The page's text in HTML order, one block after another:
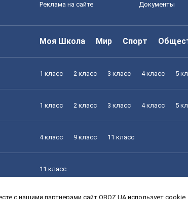
Реклама на сайте Документы
Моя Школа Мир Спорт
1 класс 2 класс 3 класс 4 класс 5
1 класс 2 класс 3 класс 4 класс 5
4 класс 9 класс 11 класс
11 класс
с нашими партнерами сайт OBOZ.UA использует